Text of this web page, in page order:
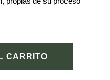
CARRITO